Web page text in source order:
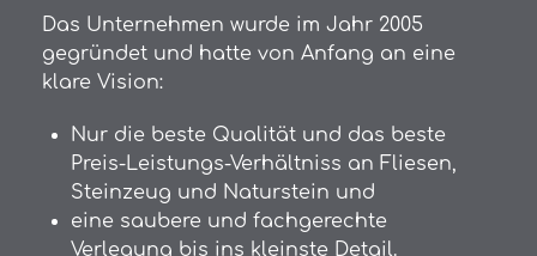
Das Unternehmen wurde im Jahr 2005
gegründet und hatte von Anfang an eine
klare Vision:
Nur die beste Qualität und das beste
Preis-Leistungs-Verhältniss an Fliesen,
Steinzeug und Naturstein und
eine saubere und fachgerechte
Verlegung bis ins kleinste Detail.